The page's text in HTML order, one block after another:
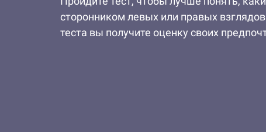
сторонником левых или правых
теста вы получите оценку своих